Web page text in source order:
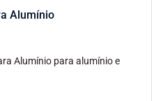
Alumínio
Alumínio para alumínio e